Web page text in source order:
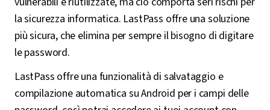
la sicurezza informatica. LastPass offre una soluzione
più sicura, che elimina per sempre il bisogno di digitare
le password.
LastPass offre una funzionalità di salvataggio e
compilazione automatica su Android per i campi delle